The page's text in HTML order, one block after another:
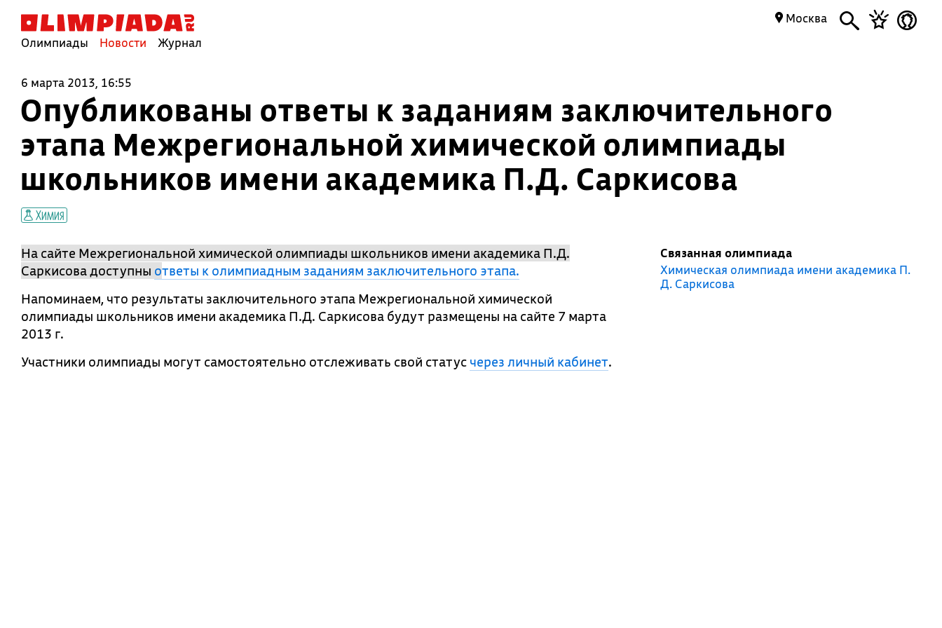
Олимпиады Новости Журнал
Москва
6 марта 2013, 16:55
Опубликованы ответы к заданиям заключительного
этапа Межрегиональной химической олимпиады
школьников имени академика П.Д. Саркисова
Химия
На сайте Межрегиональной химической олимпиады школьников имени академика П.Д.
Саркисова доступны ответы к олимпиадным заданиям заключительного этапа.
Напоминаем, что результаты заключительного этапа Межрегиональной химической
олимпиады школьников имени академика П.Д. Саркисова будут размещены на сайте 7 марта
2013 г.
Участники олимпиады могут самостоятельно отслеживать свой статус через личный кабинет.
Связанная олимпиада
Химическая олимпиада имени академика П.
Д. Саркисова